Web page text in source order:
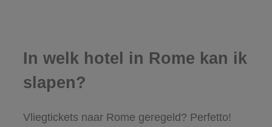
In welk hotel in Rome kan ik
slapen?
Vliegtickets naar Rome geregeld? Perfetto!